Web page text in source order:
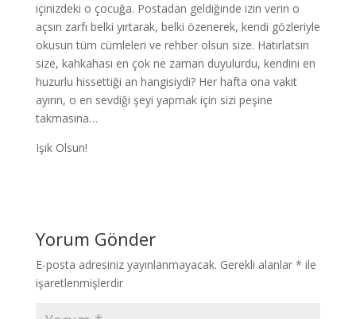
içinizdeki o çocuğa. Postadan geldiğinde izin verin o
açsın zarfı belki yırtarak, belki özenerek, kendi gözleriyle
okusun tüm cümleleri ve rehber olsun size. Hatırlatsın
size, kahkahası en çok ne zaman duyulurdu, kendini en
huzurlu hissettiği an hangisiydi? Her hafta ona vakit
ayırın, o en sevdiği şeyi yapmak için sizi peşine
takmasına…
Işık Olsun!
Yorum Gönder
E-posta adresiniz yayınlanmayacak. Gerekli alanlar * ile
işaretlenmişlerdir